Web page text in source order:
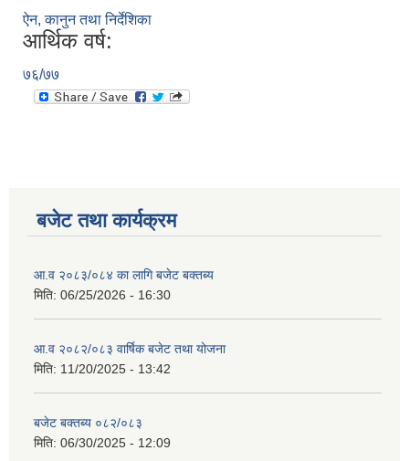
ऐन, कानुन तथा निर्देशिका
आर्थिक वर्ष:
७६/७७
बजेट तथा कार्यक्रम
आ.व २०८३/०८४ का लागि बजेट बक्तब्य
मिति: 06/25/2026 - 16:30
आ.व २०८२/०८३ वार्षिक बजेट तथा योजना
मिति: 11/20/2025 - 13:42
बजेट बक्तब्य ०८२/०८३
मिति: 06/30/2025 - 12:09